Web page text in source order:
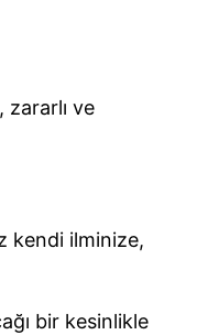
zararlı ve
kendi ilminize,
bir kesinlikle